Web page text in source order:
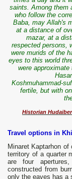
saints. Among them
who follow the
Baba, may Allah's
at a distance of
mazar, at a
respected persons,
were murids of the
eyes to this world
were
Koshmuhammad-
fertile, but with
Historian
Travel options in
Minaret Kaptarhon
territory of a quarter
are four
constructed from
only the eaves has a